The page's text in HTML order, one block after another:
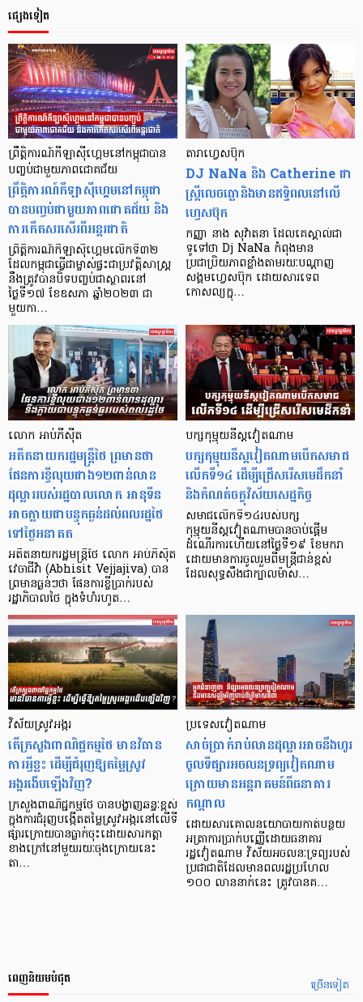
ផ្សេងទៀត
ព្រឹត្តិការណ៍កីឡាស៊ីហ្គេមនៅកម្ពុជាបាន
បញ្ចប់ជាមួយភាពជោគជ័យ
ព្រឹត្តិការណ៍កីឡាស៊ីហ្គេមនៅកម្ពុជា
បានបញ្ចប់ជាមួយភាពជោគជ័យ និង
ការកើតសរសើរពីអន្តរជាតិ
ព្រឹត្តិការណ៍កីឡាស៊ីហ្គេមលើកទី៣២
ដែលកម្ពុជាធ្វើជាម្ចាស់ផ្ទះជាប្រវត្តិសាស្ត្រ
នឹងត្រូវបានបិទបញ្ចប់ជាស្ថាពរនៅ
ថ្ងៃទី១៧ ខែឧសភា ឆ្នាំ២០២៣ ជា
មួយកា…
តារា​ហ្វេសប៊ុក
DJ NaNa និង Catherine ជា​
ស្រ្តី​​លេច​ធ្លោ​និង​មាន​ឥទ្ធិពល​នៅ​លើ​​
ហ្វេសប៊ុក
កញ្ញា នាង សុវ៉ាតនា ដែល​គេ​ស្គាល់​ជា​
ទូទៅ​ថា Dj NaNa កំពុង​មាន​
ប្រជាប្រិយភាព​ខ្លាំង​តាមរយៈ​បណ្តាញ​
សង្គម​ហ្វេសប៊ុក ដោយសារ​ទេព
កោសល្យ​ក្នុ…
លោក អាប់ភីស៊ីត
អតីតនាយករដ្ឋមន្ត្រីថៃ​​​ ព្រមានថា
ផែនការខ្ចីលុយជាង១២ពាន់លាន
ដុល្លាររបស់រដ្ឋបាល​លោក អានុទីន
អាចក្លាយជាបន្ទុកធ្ងន់ដល់ពលរដ្ឋថៃ
ទៅថ្ងៃអនាគត​
អតីតនាយករដ្ឋមន្ត្រីថៃ លោក អាប់ភីស៊ីត
វេចាជីវ៉ា (Abhisit Vejjajiva) បាន​
ព្រមានធ្ងន់ៗ​ថា ផែនការខ្ចីប្រាក់របស់
រដ្ឋាភិបាលថៃ ក្នុងទំហំរហូត…
បក្សកុម្មុយនីស្តវៀតណាម
បក្សកុម្មុយនីស្តវៀតណាមបើកសមាជ
លើកទី១៤ ដើម្បីជ្រើសរើសមេដឹកនាំ
និងកំណត់ចក្ខុវិស័យសេដ្ឋកិច្ច
សមាជលើកទី១៤របស់បក្ស
កុម្មុយនីស្តវៀតណាមបានចាប់ផ្តើម
ដំណើរការហើយនៅថ្ងៃទី១៩ ខែមករា
ដោយមានការចូលរួមពីមន្ត្រីជាន់ខ្ពស់
ដែលសុទ្ធសឹងជាក្បាលម៉ាស…
វិស័យស្រូវអង្ករ
តើក្រសួងពាណិជ្ជកម្មថៃ មានវិធាន
ការអ្វីខ្លះ ដើម្បីជំរុញឱ្យតម្លៃស្រូវ
អង្ករងើបឡើងវិញ?
ក្រសួងពាណិជ្ជកម្មថៃ បានបង្ហាញឆន្ទៈខ្ពស់
ក្នុងការជំរុញបង្កើតតម្លៃស្រូវអង្ករនៅលើទី
ផ្សារក្រោយបានធ្លាក់ចុះដោយសារកត្តា
ខាងក្រៅនៅមួយរយៈចុងក្រោយនេះ
តា…
ប្រទេសវៀតណាម
សាច់ប្រាក់រាប់លានដុល្លារអាចនឹងហូរ
ចូលទីផ្សារអចលនទ្រព្យវៀតណាម
ក្រោយមានអន្តរាគមន៍ពីធនាគារ
កណ្តាល
ដោយសារគោលនយោបាយកាត់បន្ថយ
អត្រាការប្រាក់បញ្ញើដោយធនាគារ
រដ្ឋវៀតណាម វិស័យអចលនៈទ្រព្យរបស់
ប្រជាជាតិដែលមានពលរដ្ឋប្រហែល
១០០ លាននាក់នេះ ត្រូវបានគ…
ច្រើនទៀត
ពេញនិយមបំផុត